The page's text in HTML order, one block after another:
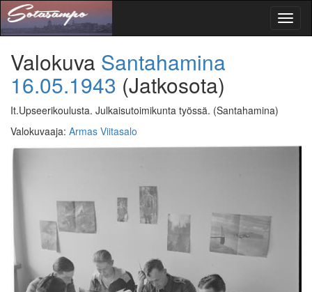
Valokuva Santahamina
16.05.1943 (Jatkosota)
It.Upseerikoulusta. Julkaisutoimikunta työssä. (Santahamina)
Valokuvaaja: Armas Viitasalo